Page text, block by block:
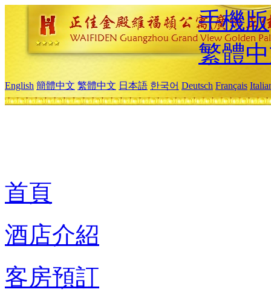
手機版
繁體
English 簡體中文 繁體中文 日本語 한국어 Deutsch Français
首頁
酒店介紹
客房預訂